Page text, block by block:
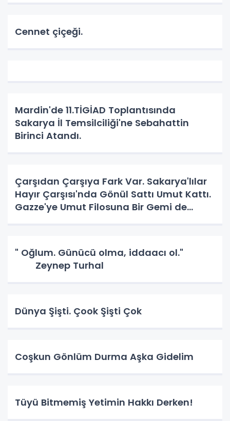
Cennet çiçeği.
Mardin'de 11.TİGİAD Toplantısında
Sakarya İl Temsilciliği'ne Sebahattin
Birinci Atandı.
Çarşıdan Çarşıya Fark Var. Sakarya'lılar
Hayır Çarşısı'nda Gönül Sattı Umut Kattı.
Gazze'ye Umut Filosuna Bir Gemi de
" Oğlum. Günücü olma, iddaacı ol."
Zeynep Turhal
Dünya Şişti. Çook Şişti Çok
Coşkun Gönlüm Durma Aşka Gidelim
Tüyü Bitmemiş Yetimin Hakkı Derken!